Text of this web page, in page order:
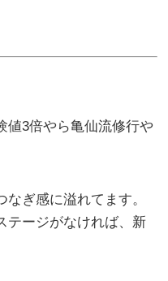
値3倍やら亀仙流修行や
ぎ感に溢れてます。
テージがなければ、新